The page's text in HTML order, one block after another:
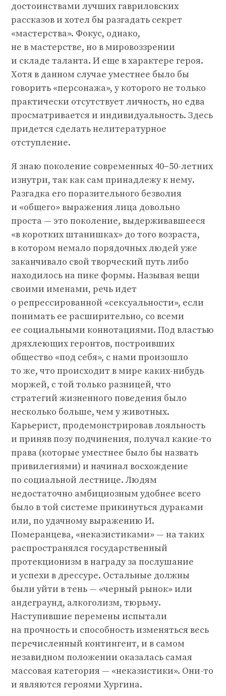
достоинствами лучших гавриловских
рассказов и хотел бы разгадать секрет
«мастерства». Фокус, однако,
не в мастерстве, но в мировоззрении
и складе таланта. И еще в характере героя.
Хотя в данном случае уместнее было бы
говорить «персонажа», у которого не только
практически отсутствует личность, но едва
просматривается и индивидуальность. Здесь
придется сделать нелитературное
отступление.
Я знаю поколение современных 40−50-летних
изнутри, так как сам принадлежу к нему.
Разгадка его поразительного безволия
и «общего» выражения лица довольно
проста — это поколение, выдерживавшееся
«в коротких штанишках» до того возраста,
в котором немало порядочных людей уже
заканчивало свой творческий путь либо
находилось на пике формы. Называя вещи
своими именами, речь идет
о репрессированной «сексуальности», если
понимать ее расширительно, со всеми
ее социальными коннотациями. Под властью
дряхлеющих геронтов, построивших
общество «под себя», с нами произошло
то же, что происходит в мире каких-нибудь
моржей, с той только разницей, что
стратегий жизненного поведения было
несколько больше, чем у животных.
Карьерист, продемонстрировав лояльность
и приняв позу подчинения, получал какие-то
права (которые уместнее было бы назвать
привилегиями) и начинал восхождение
по социальной лестнице. Людям
недостаточно амбициозным удобнее всего
было в той системе прикинуться дураками
или, по удачному выражению И.
Померанцева, «неказистиками» — на таких
распространялся государственный
протекционизм в награду за послушание
и успехи в дрессуре. Остальные должны
были уйти в тень — «черный рынок» или
андеграунд, алкоголизм, тюрьму.
Наступившие перемены испытали
на прочность и способность изменяться весь
перечисленный контингент, и в самом
незавидном положении оказалась самая
массовая категория — «неказистики». Они-то
и являются героями Хургина.